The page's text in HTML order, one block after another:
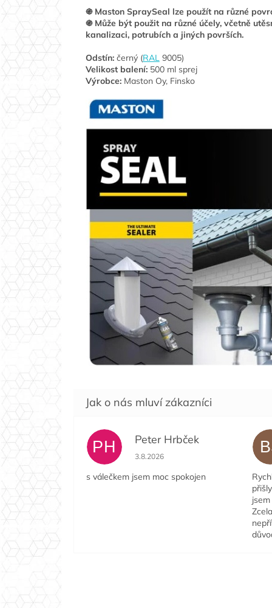
֍ Maston SpraySeal lze použít na různé
֍ Může být použit na různé účely, včetně
kanalizaci, potrubích a jiných površích.
Odstín: černý (RAL 9005)
Velikost balení: 500 ml sprej
Výrobce:Maston Oy, Finsko
PH Peter Hrbček
Hodnocení obchodu je 5 z 5
3.8.2026
s válečkem jsem moc spokojen